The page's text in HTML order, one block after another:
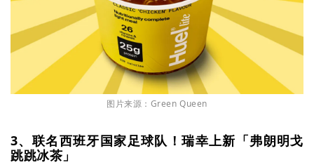
图片来源：Green Queen
3、联名西班牙国家足球队！瑞幸上新「弗朗明戈
跳跳冰茶」